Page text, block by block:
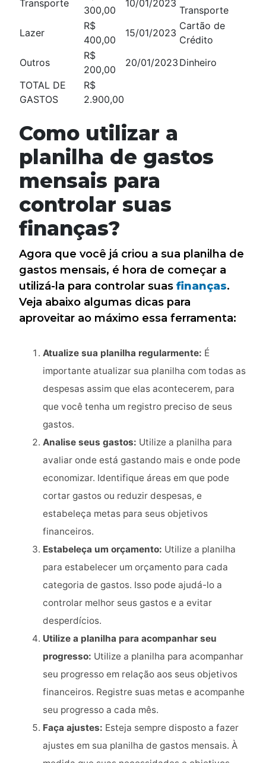
Transporte
300,00
10/01/2023
Transporte
Lazer
R$
400,00
15/01/2023
Cartão de
Crédito
Outros
R$
200,00
20/01/2023 Dinheiro
TOTAL DE
GASTOS
R$
2.900,00
Como utilizar a
planilha de gastos
mensais para
controlar suas
finanças?
Agora que você já criou a sua planilha de
gastos mensais, é hora de começar a
utilizá-la para controlar suas finanças.
Veja abaixo algumas dicas para
aproveitar ao máximo essa ferramenta:
Atualize sua planilha regularmente: É
importante atualizar sua planilha com todas as
despesas assim que elas acontecerem, para
que você tenha um registro preciso de seus
gastos.
Analise seus gastos: Utilize a planilha para
avaliar onde está gastando mais e onde pode
economizar. Identifique áreas em que pode
cortar gastos ou reduzir despesas, e
estabeleça metas para seus objetivos
financeiros.
Estabeleça um orçamento: Utilize a planilha
para estabelecer um orçamento para cada
categoria de gastos. Isso pode ajudá-lo a
controlar melhor seus gastos e a evitar
desperdícios.
Utilize a planilha para acompanhar seu
progresso: Utilize a planilha para acompanhar
seu progresso em relação aos seus objetivos
financeiros. Registre suas metas e acompanhe
seu progresso a cada mês.
Faça ajustes: Esteja sempre disposto a fazer
ajustes em sua planilha de gastos mensais. À